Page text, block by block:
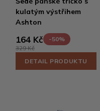
kulatým výstřihem
Ashton
164 Kč
-50%
329 Kč
DETAIL PRODUKTU